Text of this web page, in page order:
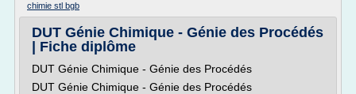
chimie stl bgb
DUT Génie Chimique - Génie des Procédés
| Fiche diplôme
DUT Génie Chimique - Génie des Procédés
DUT Génie Chimique - Génie des Procédés